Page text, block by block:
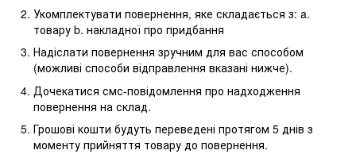
Укомплектувати повернення, яке складається з: a.
товару b. накладної про придбання
Надіслати повернення зручним для вас способом
(можливі способи відправлення вказані нижче).
Дочекатися смс-повідомлення про надходження
повернення на склад.
Грошові кошти будуть переведені протягом 5 днів з
моменту прийняття товару до повернення.